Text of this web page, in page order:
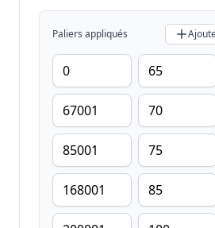
Paliers appliqués